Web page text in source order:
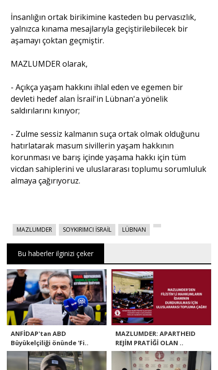
İnsanlığın ortak birikimine kasteden bu pervasızlık,
yalnızca kınama mesajlarıyla geçiştirilebilecek bir
aşamayı çoktan geçmiştir.
MAZLUMDER olarak,
- Açıkça yaşam hakkını ihlal eden ve egemen bir
devleti hedef alan İsrail'in Lübnan'a yönelik
saldırılarını kınıyor;
- Zulme sessiz kalmanın suça ortak olmak olduğunu
hatırlatarak masum sivillerin yaşam hakkının
korunması ve barış içinde yaşama hakkı için tüm
vicdan sahiplerini ve uluslararası toplumu sorumluluk
almaya çağırıyoruz.
MAZLUMDER SOYKIRIMCI İSRAİL LÜBNAN
Bu haberler ilginizi çeker
ANFİDAP'tan ABD
Büyükelçiliği önünde 'Fi..
MAZLUMDER: APARTHEID
REJİM PRATİĞİ OLAN ..